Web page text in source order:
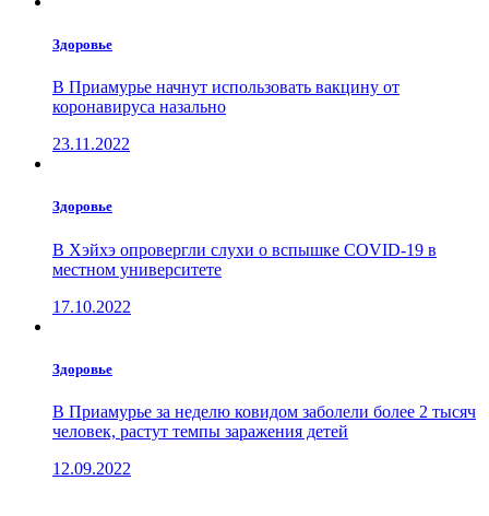
Здоровье
В Приамурье начнут использовать вакцину от
коронавируса назально
23.11.2022
Здоровье
В Хэйхэ опровергли слухи о вспышке COVID-19 в
местном университете
17.10.2022
Здоровье
В Приамурье за неделю ковидом заболели более 2 тысяч
человек, растут темпы заражения детей
12.09.2022